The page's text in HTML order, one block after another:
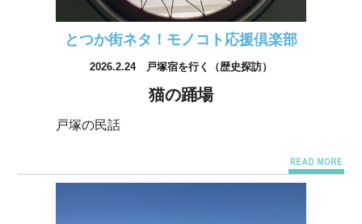
とつか街ネタ！モノコト応援倶楽部
2026.2.24 戸塚宿を行く（歴史探訪）
猫の踊場
戸塚の民話